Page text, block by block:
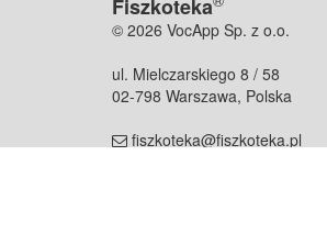
Fiszkoteka
© 2026 VocApp Sp. z o.o.
ul. Mielczarskiego 8 / 58
02-798 Warszawa, Polska
fiszkoteka@fiszkoteka.pl